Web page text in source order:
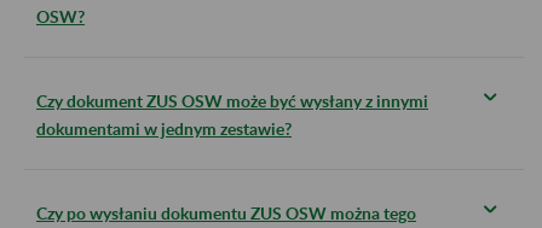
OSW?
Czy dokument ZUS OSW może być wysłany z innymi
dokumentami w jednym zestawie?
Czy po wysłaniu dokumentu ZUS OSW można tego